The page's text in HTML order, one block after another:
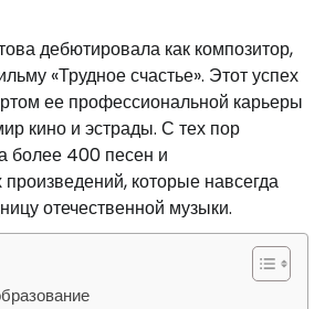
дебютировала как композитор,
«Трудное счастье». Этот успех
ее профессиональной карьеры
кино и эстрады. С тех пор
более 400 песен и
которые навсегда
отечественной музыки.